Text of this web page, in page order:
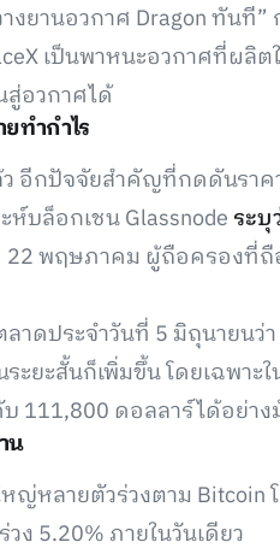
งยานอวกาศ Dragon ทันที
เป็นพาหนะอวกาศที่ผลิ
อวกาศได้
ทำกำไร
อีกปัจจัยสำคัญที่กดดันราค
บล็อกเชน Glassnode ระบุ
22 พฤษภาคม ผู้ถือครองที่ถื
าดประจำวันที่ 5 มิถุนายนว่
ะยะสั้นก็เพิ่มขึ้น โดยเฉพา
111,800 ดอลลาร์ได้อย่า
น
หลายตัวร่วงตาม Bitcoin
ง 5.20% ภายในวันเดียว